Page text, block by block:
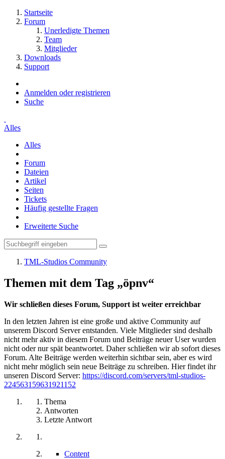
Startseite
Forum
Unerledigte Themen
Team
Mitglieder
Downloads
Support
Anmelden oder registrieren
Suche
Alles
Alles
Forum
Dateien
Artikel
Seiten
Tickets
Häufig gestellte Fragen
Erweiterte Suche
TML-Studios Community
Themen mit dem Tag „öpnv“
Wir schließen dieses Forum, Support ist weiter erreichbar
In den letzten Jahren ist eine große und aktive Community auf
unserem Discord Server entstanden. Viele Mitglieder sind deshalb
nicht mehr aktiv in diesem Forum und Beiträge neuer User wurden
nicht oder nur spät beantwortet. Daher schließen wir ab sofort dieses
Forum. Alte Beiträge werden weiterhin sichtbar sein, aber es wird
nicht mehr möglich sein neue Beiträge zu schreiben. Hier findet ihr
unseren Discord Server: https://discord.com/servers/tml-studios-
224563159631921152
Thema
Antworten
Letzte Antwort
Content